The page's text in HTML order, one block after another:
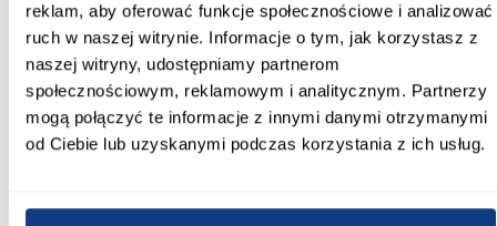
reklam, aby oferować funkcje społecznościowe i analizować
ruch w naszej witrynie. Informacje o tym, jak korzystasz z
naszej witryny, udostępniamy partnerom
społecznościowym, reklamowym i analitycznym. Partnerzy
mogą połączyć te informacje z innymi danymi otrzymanymi
od Ciebie lub uzyskanymi podczas korzystania z ich usług.
Wybarwienie:
Lustro:
bez lustra